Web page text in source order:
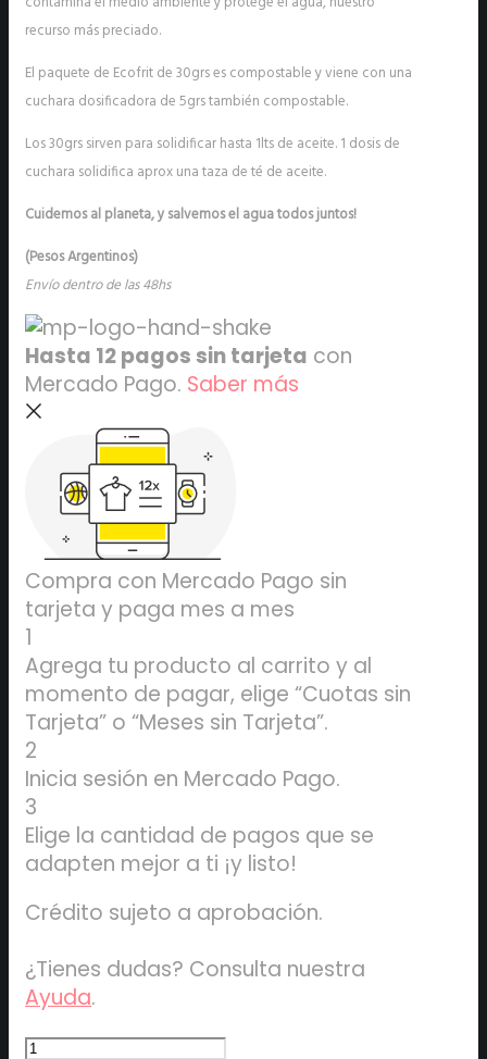
recurso más preciado.
El paquete de Ecofrit de 30grs es compostable y viene con una
cuchara dosificadora de 5grs también compostable.
Los 30grs sirven para solidificar hasta 1lts de aceite. 1 dosis de
cuchara solidifica aprox una taza de té de aceite.
Cuidemos al planeta, y salvemos el agua todos juntos!
(Pesos Argentinos)
Envío dentro de las 48hs
Hasta 12 pagos sin tarjeta con
Mercado Pago. Saber más
Compra con Mercado Pago sin
tarjeta y paga mes a mes
1
Agrega tu producto al carrito y al
momento de pagar, elige “Cuotas sin
Tarjeta” o “Meses sin Tarjeta”.
2
Inicia sesión en Mercado Pago.
3
Elige la cantidad de pagos que se
adapten mejor a ti ¡y listo!
Crédito sujeto a aprobación.
¿Tienes dudas? Consulta nuestra
Ayuda.
Pack